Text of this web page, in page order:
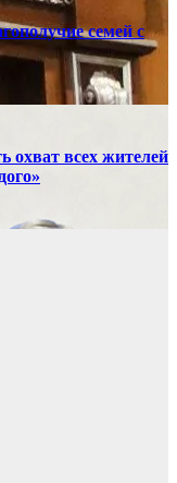
семей с
охват всех жителей